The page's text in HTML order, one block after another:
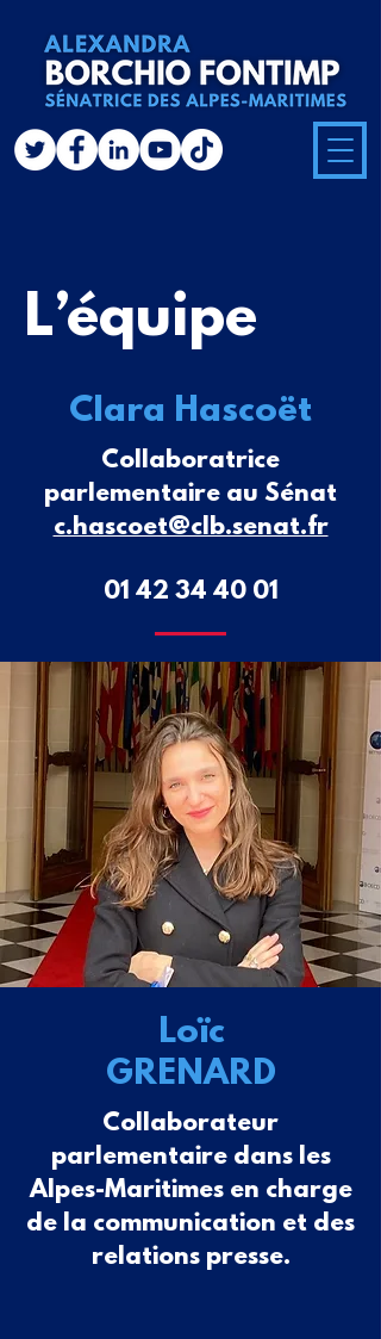
L’équipe
Clara Hascoët
Collaboratrice
parlementaire au Sénat
c.hascoet@clb.senat.fr
01 42 34 40 01
Loïc
GRENARD
Collaborateur
parlementaire dans les
Alpes-Maritimes en charge
de la communication et des
relations presse.